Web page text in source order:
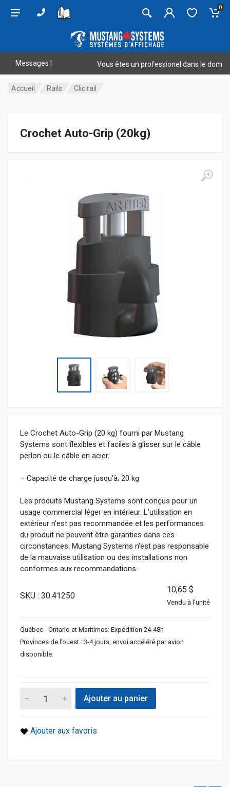
0
Messages Vous êtes un professionel dans le domaine?
Accueil Rails Clic rail
Crochet Auto-Grip (20kg)
Le Crochet Auto-Grip (20 kg) fourni par Mustang
Systems sont flexibles et faciles à glisser sur le câble
perlon ou le câble en acier.
– Capacité de charge jusqu’à; 20 kg
Les produits Mustang Systems sont conçus pour un
usage commercial léger en intérieur. L'utilisation en
extérieur n'est pas recommandée et les performances
du produit ne peuvent être garanties dans ces
circonstances. Mustang Systems n'est pas responsable
de la mauvaise utilisation ou des installations non
conformes aux recommandations.
SKU : 30.41250
10,65 $
Vendu à l’unité
Québec - Ontario et Maritimes: Expédition 24-48h
Provinces de l’ouest : 3-4 jours, envoi accéléré par avion
disponible.
Ajouter au panier
Ajouter aux favoris